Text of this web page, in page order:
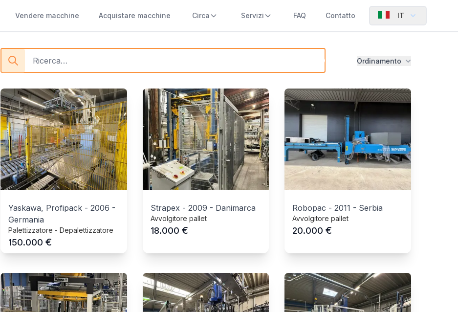
Vendere macchine Acquistare macchine Circa Servizi FAQ Contatto IT
Acquisto di macchine per bevande usate
Ordinamento
Products
Yaskawa, Profipack - 2006 -
Germania
Palettizzatore - Depalettizzatore
150.000 €
Strapex- 2009 - Danimarca
Avvolgitore pallet
18.000 €
Robopac -2011 - Serbia
Avvolgitore pallet
20.000 €